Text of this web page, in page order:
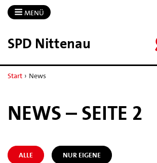
MENÜ
SPD Nittenau
Start › News
NEWS – SEITE 2
ALLE NUR EIGENE